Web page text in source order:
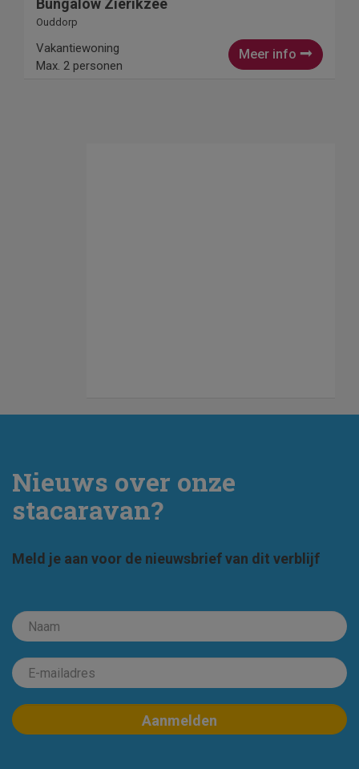
Bungalow Zierikzee
Ouddorp
Meer info
Vakantiewoning
Max. 2 personen
Nieuws over onze
stacaravan?
Meld je aan voor de nieuwsbrief van dit verblijf